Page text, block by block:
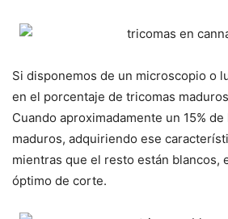
Si disponemos de un microscopio o
en el porcentaje de tricomas
Cuando aproximadamente un 15%
maduros, adquiriendo ese
mientras que el resto están blancos,
óptimo de corte.